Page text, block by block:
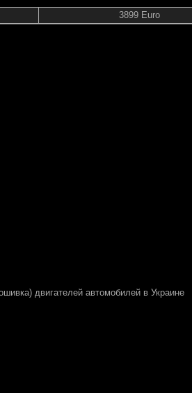
3899 Euro